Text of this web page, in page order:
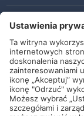
Kontakt
Newsletter